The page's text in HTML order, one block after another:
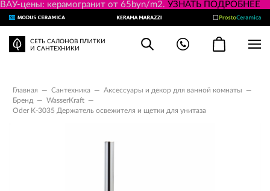
ВАУ-цены: керамогранит от 65byn/m2. УЗНАТЬ ПОДРОБНЕЕ
СЕТЬ САЛОНОВ ПЛИТКИ
И САНТЕХНИКИ
Главная — Сантехника — Аксессуары и декор для ванной комнаты
—
Бренд
— WasserKraft —
Oder K-3035 Держатель освежителя и щетки для унитаза